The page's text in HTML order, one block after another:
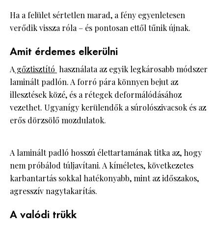
Ha a felület sértetlen marad, a fény egyenletesen
verődik vissza róla – és pontosan ettől tűnik újnak.
Amit érdemes elkerülni
A gőztisztító használata az egyik legkárosabb módszer
laminált padlón. A forró pára könnyen bejut az
illesztések közé, és a rétegek deformálódásához
vezethet. Ugyanígy kerülendők a súrolószivacsok és az
erős dörzsölő mozdulatok.
A laminált padló hosszú élettartamának titka az, hogy
nem próbálod túljavítani. A kíméletes, következetes
karbantartás sokkal hatékonyabb, mint az időszakos,
agresszív nagytakarítás.
A valódi trükk